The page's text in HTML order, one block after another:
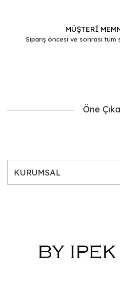
MÜŞTERİ
Sipariş öncesi ve sonrası tüm
Öne
KURUMSAL